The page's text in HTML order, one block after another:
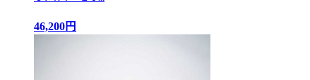
46,200円